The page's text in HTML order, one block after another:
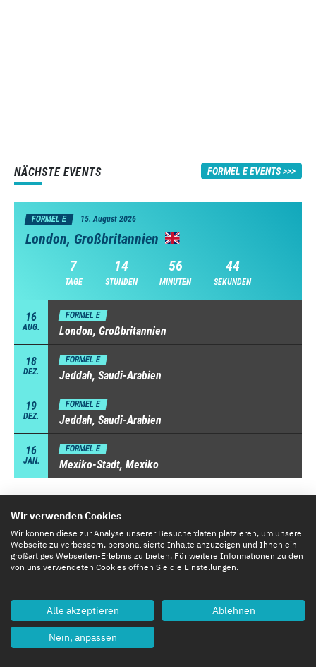
NÄCHSTE EVENTS FORMEL E EVENTS
FORMEL E 15. August 2026
London, Großbritannien
7
TAGE
14
STUNDEN
56
MINUTEN
43
SEKUNDEN
16
AUG.
FORMEL E
London, Großbritannien
18
DEZ.
FORMEL E
Jeddah, Saudi-Arabien
19
DEZ.
FORMEL E
Jeddah, Saudi-Arabien
16
JAN.
FORMEL E
Mexiko-Stadt, Mexiko
Wir verwenden Cookies
Wir können diese zur Analyse unserer Besucherdaten platzieren, um unsere
Webseite zu verbessern, personalisierte Inhalte anzuzeigen und Ihnen ein
großartiges Webseiten-Erlebnis zu bieten. Für weitere Informationen zu den
von uns verwendeten Cookies öffnen Sie die Einstellungen.
Alle akzeptieren Ablehnen
Nein, anpassen